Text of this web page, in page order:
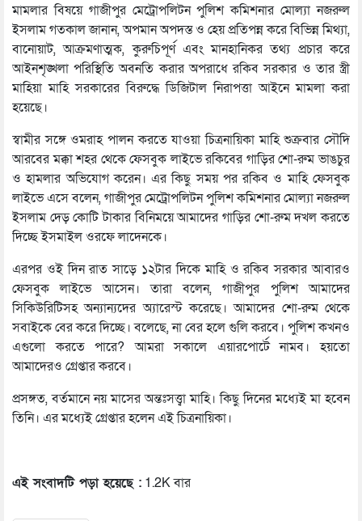
মামলার বিষয়ে গাজীপুর মেট্রোপলিটন পুলিশ কমিশনার মোল্যা নজরুল
ইসলাম গতকাল জানান, অপমান অপদস্ত ও হেয় প্রতিপন্ন করে বিভিন্ন মিথ্যা,
বানোয়াট, আক্রমণাত্মক, কুরুচিপূর্ণ এবং মানহানিকর তথ্য প্রচার করে
আইনশৃঙ্খলা পরিস্থিতি অবনতি করার অপরাধে রকিব সরকার ও তার স্ত্রী
মাহিয়া মাহি সরকারের বিরুদ্ধে ডিজিটাল নিরাপত্তা আইনে মামলা করা
হয়েছে।
স্বামীর সঙ্গে ওমরাহ পালন করতে যাওয়া চিত্রনায়িকা মাহি শুক্রবার সৌদি
আরবের মক্কা শহর থেকে ফেসবুক লাইভে রকিবের গাড়ির শো-রুম ভাঙচুর
ও হামলার অভিযোগ করেন। এর কিছু সময় পর রকিব ও মাহি ফেসবুক
লাইভে এসে বলেন, গাজীপুর মেট্রোপলিটন পুলিশ কমিশনার মোল্যা নজরুল
ইসলাম দেড় কোটি টাকার বিনিময়ে আমাদের গাড়ির শো-রুম দখল করতে
দিচ্ছে ইসমাইল ওরফে লাদেনকে।
এরপর ওই দিন রাত সাড়ে ১২টার দিকে মাহি ও রকিব সরকার আবারও
ফেসবুক লাইভে আসেন। তারা বলেন, গাজীপুর পুলিশ আমাদের
সিকিউরিটিসহ অন্যান্যদের অ্যারেস্ট করেছে। আমাদের শো-রুম থেকে
সবাইকে বের করে দিচ্ছে। বলেছে, না বের হলে গুলি করবে। পুলিশ কখনও
এগুলো করতে পারে? আমরা সকালে এয়ারপোর্টে নামব। হয়তো
আমাদেরও গ্রেপ্তার করবে।
প্রসঙ্গত, বর্তমানে নয় মাসের অন্তঃসত্ত্বা মাহি। কিছু দিনের মধ্যেই মা হবেন
তিনি। এর মধ্যেই গ্রেপ্তার হলেন এই চিত্রনায়িকা।
এই সংবাদটি পড়া হয়েছে : 1.2K বার